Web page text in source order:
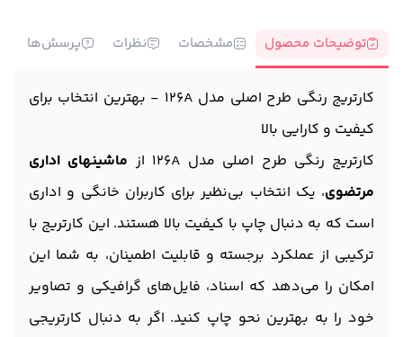
توضیحات محصول مشخصات نظرات پرسش‌ها
کارتریج رنگی طرح اصلی مدل 126A - بهترین انتخاب برای
کیفیت و کارایی بالا
کارتریج رنگی طرح اصلی مدل 126A از
ماشینهای اداری
مرتضوی، یک انتخاب بی‌نظیر برای کاربران خانگی و اداری
است که به دنبال چاپ با کیفیت بالا هستند. این کارتریج با
ترکیبی از عملکرد برجسته و قابلیت اطمینان، به شما این
امکان را می‌دهد که اسناد، فایل‌های گرافیکی و تصاویر
خود را به بهترین نحو چاپ کنید. اگر به دنبال کارتریجی